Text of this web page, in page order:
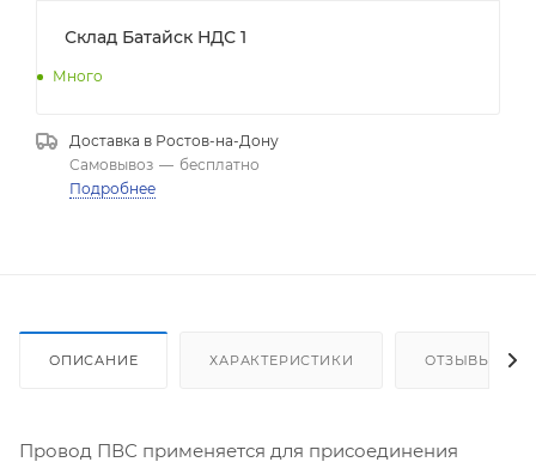
Склад Батайск НДС 1
Много
Доставка в Ростов-на-Дону
Самовывоз — бесплатно
Подробнее
ОПИСАНИЕ ХАРАКТЕРИСТИКИ ОТЗЫВЫ
Провод ПВС применяется для присоединения